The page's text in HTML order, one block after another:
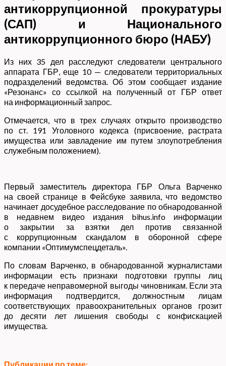
антикоррупционной прокуратуры
(САП) и Национального
антикоррупционного бюро (НАБУ)
Из них 35 дел расследуют следователи центрального
аппарата ГБР, еще 10 — следователи территориальных
подразделений ведомства. Об этом сообщает издание
«Резонанс» со ссылкой на полученный от ГБР ответ
на информационный запрос.
Отмечается, что в трех случаях открыто производство
по ст. 191 Уголовного кодекса (присвоение, растрата
имущества или завладение им путем злоупотребления
служебным положением).
Первый заместитель директора ГБР Ольга Варченко
на своей странице в Фейсбуке заявила, что ведомство
начинает досудебное расследование по обнародованной
в недавнем видео издания bihus.info информации
о закрытии за взятки дел против связанной
с коррупционным скандалом в оборонной сфере
компании «Оптимумспецдеталь».
По словам Варченко, в обнародованной журналистами
информации есть признаки подготовки группы лиц
к передаче неправомерной выгоды чиновникам. Если эта
информация подтвердится, должностным лицам
соответствующих правоохранительных органов грозит
до десяти лет лишения свободы с конфискацией
имущества.